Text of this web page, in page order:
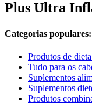
Plus Ultra
Categorias populares:
Produtos de
Tudo para os
Suplementos
Suplementos
Produtos